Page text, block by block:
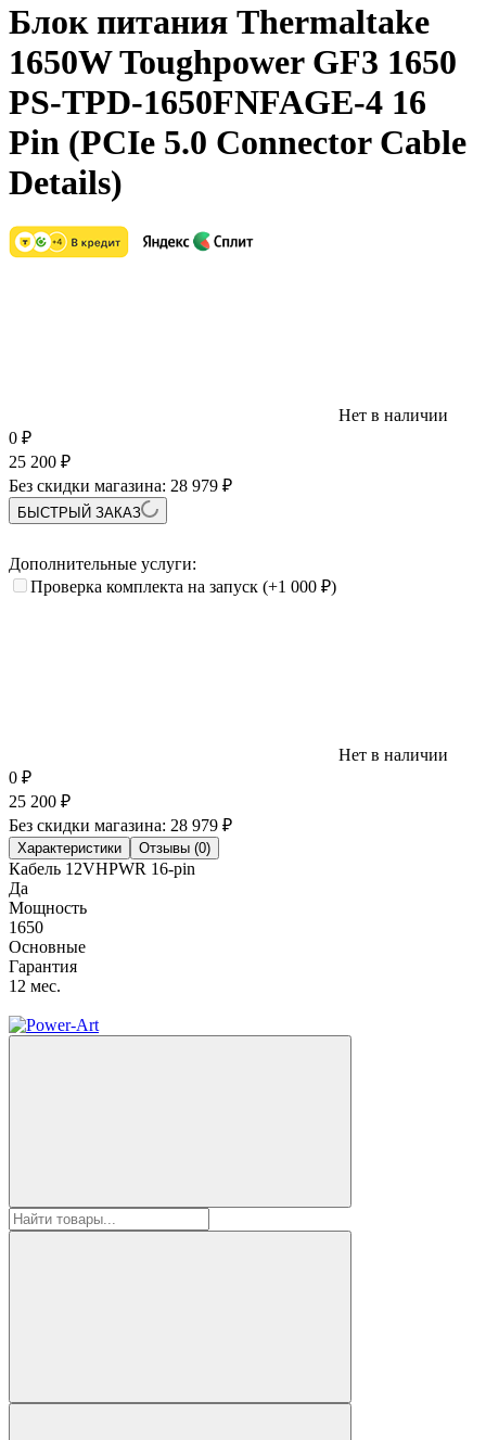
Блок питания Thermaltake
1650W Toughpower GF3 1650
PS-TPD-1650FNFAGE-4 16
Pin (PCIe 5.0 Connector Cable
Details)
Нет в наличии
0 ₽
25 200 ₽
Без скидки магазина: 28 979 ₽
БЫСТРЫЙ ЗАКАЗ
Дополнительные услуги:
Проверка комплекта на запуск (+1 000 ₽)
Нет в наличии
0 ₽
25 200 ₽
Без скидки магазина: 28 979 ₽
Характеристики Отзывы (0)
Кабель 12VHPWR 16-pin
Да
Мощность
1650
Основные
Гарантия
12 мес.